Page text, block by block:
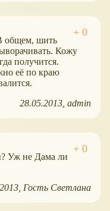
общем, шить
Кожу
получится.
её по краю
28.05.2013 admin
Уж не Дама ли
Гость Светлана